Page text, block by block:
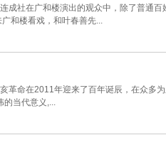
成社在广和楼演出的观众中，除了普通百
和楼看戏，和叶春善先...
革命在2011年迎来了百年诞辰，在众多
的当代意义,...